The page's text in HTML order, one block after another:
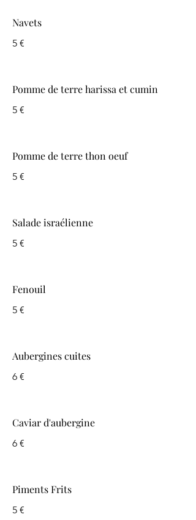
Navets
5 €
Pomme de terre harissa et cumin
5 €
Pomme de terre thon oeuf
5 €
Salade israélienne
5 €
Fenouil
5 €
Aubergines cuites
6 €
Caviar d'aubergine
6 €
Piments Frits
5 €